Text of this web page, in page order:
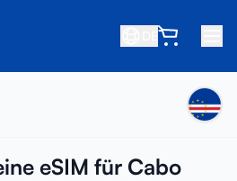
eSIM für Cabo